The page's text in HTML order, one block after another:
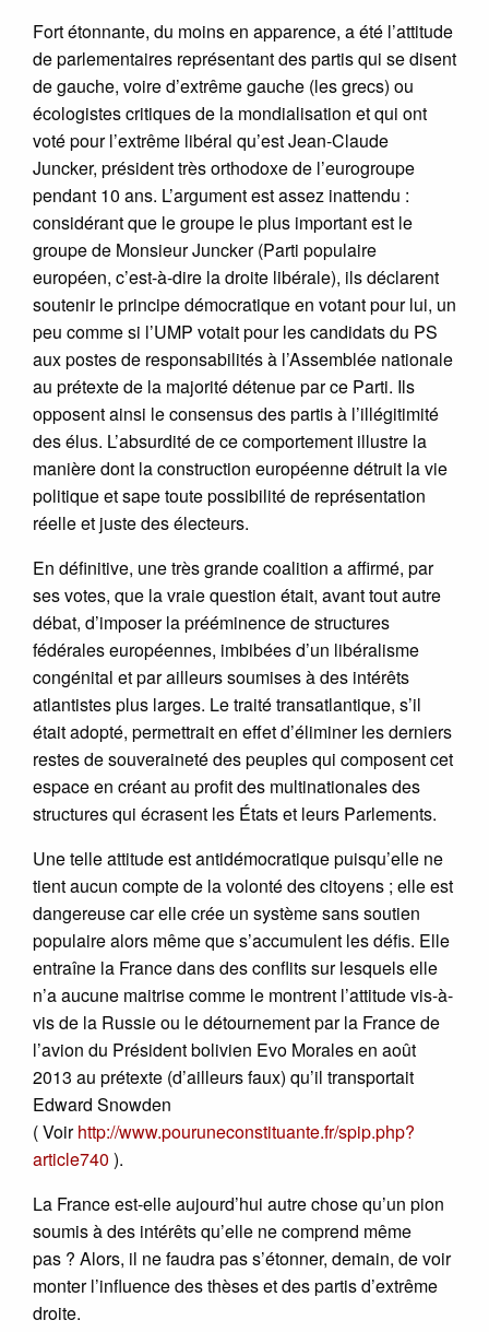
Fort étonnante, du moins en apparence, a été l’attitude
de parlementaires représentant des partis qui se disent
de gauche, voire d’extrême gauche (les grecs) ou
écologistes critiques de la mondialisation et qui ont
voté pour l’extrême libéral qu’est Jean-Claude
Juncker, président très orthodoxe de l’eurogroupe
pendant 10 ans. L’argument est assez inattendu :
considérant que le groupe le plus important est le
groupe de Monsieur Juncker (Parti populaire
européen, c’est-à-dire la droite libérale), ils déclarent
soutenir le principe démocratique en votant pour lui, un
peu comme si l’UMP votait pour les candidats du PS
aux postes de responsabilités à l’Assemblée nationale
au prétexte de la majorité détenue par ce Parti. Ils
opposent ainsi le consensus des partis à l’illégitimité
des élus. L’absurdité de ce comportement illustre la
manière dont la construction européenne détruit la vie
politique et sape toute possibilité de représentation
réelle et juste des électeurs.
En définitive, une très grande coalition a affirmé, par
ses votes, que la vraie question était, avant tout autre
débat, d’imposer la prééminence de structures
fédérales européennes, imbibées d’un libéralisme
congénital et par ailleurs soumises à des intérêts
atlantistes plus larges. Le traité transatlantique, s’il
était adopté, permettrait en effet d’éliminer les derniers
restes de souveraineté des peuples qui composent cet
espace en créant au profit des multinationales des
structures qui écrasent les États et leurs Parlements.
Une telle attitude est antidémocratique puisqu’elle ne
tient aucun compte de la volonté des citoyens ; elle est
dangereuse car elle crée un système sans soutien
populaire alors même que s’accumulent les défis. Elle
entraîne la France dans des conflits sur lesquels elle
n’a aucune maitrise comme le montrent l’attitude vis-à-
vis de la Russie ou le détournement par la France de
l’avion du Président bolivien Evo Morales en août
2013 au prétexte (d’ailleurs faux) qu’il transportait
Edward Snowden
( Voirhttp://www.pouruneconstituante.fr/spip.php?
article740 ).
La France est-elle aujourd’hui autre chose qu’un pion
soumis à des intérêts qu’elle ne comprend même
pas ? Alors, il ne faudra pas s’étonner, demain, de voir
monter l’influence des thèses et des partis d’extrême
droite.